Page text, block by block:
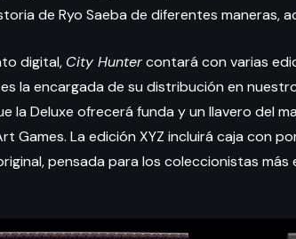
de Ryo Saeba de diferentes maneras,
digital, City Huntercontará con varias
la encargada de su distribución en
la Deluxe ofrecerá funda y un llavero del
Games. La edición XYZ incluirá caja con
pensada para los coleccionistas más